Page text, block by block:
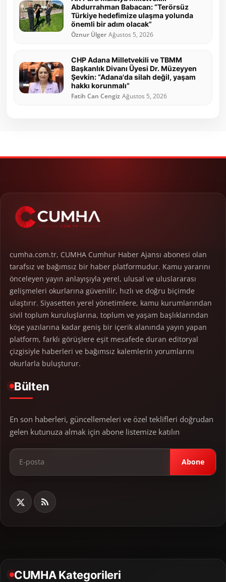
Abdurrahman Babacan: “Terörsüz
Türkiye hedefimize ulaşma yolunda
önemli bir adım olacak”
Öznur Ülger Ağustos 5, 2026
CHP Adana Milletvekili ve TBMM
Başkanlık Divanı Üyesi Dr. Müzeyyen
Şevkin: “Adana'da silah değil, yaşam
hakkı korunmalı”
Fatih Can Cengiz Ağustos 5, 2026
cumha.com.tr, CUMHA Cumhur Haber Ajansı abonesi olan
tarafsız ve bağımsız bir haber platformudur. Kamu yararını
önceleyen yayın anlayışıyla yerel, ulusal ve uluslararası
gelişmeleri okurlarına güvenilir, hızlı ve doğru biçimde
ulaştırır. Siyasetten yerel yönetimlere, kamu kurumlarından
sivil toplum kuruluşlarına, toplum ve yaşam başlıklarından
köşe yazılarına kadar geniş bir içerik alanında yayın yapan
platform, farklı görüşlere eşit mesafede duran editoryal
çizgisiyle haberleri ve bağımsız kalemlerin yorumlarını
okurlarla buluşturur.
Bülten
En son haberleri, güncellemeleri ve özel teklifleri doğrudan
gelen kutunuza almak için abone listemize katılın
Abone
CUMHA Kategorileri